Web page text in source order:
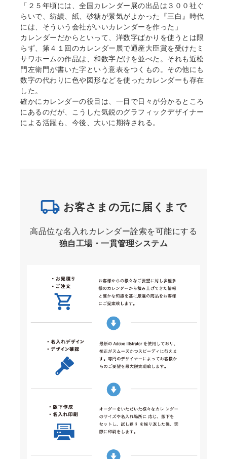
「２５年頃には、全国カレンダー展の出品は３００社ぐ
らいで、紡績、紙、砂糖が景気がよかった『三白』時代
には、そういう会社がいいカレンダーを作った」
カレンダーだからといって、洋数字ばかりを使うとは限
らず、第４１回のカレンダー展で通産大臣賞を受けたミ
サワホームの作品は、和数字だけを並べた。それも近松
門左衛門が書いた字という意表をつくもの。その他にも
数字の代わりに色や図形などを使ったカレンダーも存在
した。
確かにカレンダーの役目は、一目で日々が分かるところ
にあるのだが、こうした気鋭のグラフィックデザイナー
による活躍も、今後、大いに期待される。
お客さまの元に届くまで
高品位な名入れカレンダー詮索を可能にする
独自工場・一貫管理システム